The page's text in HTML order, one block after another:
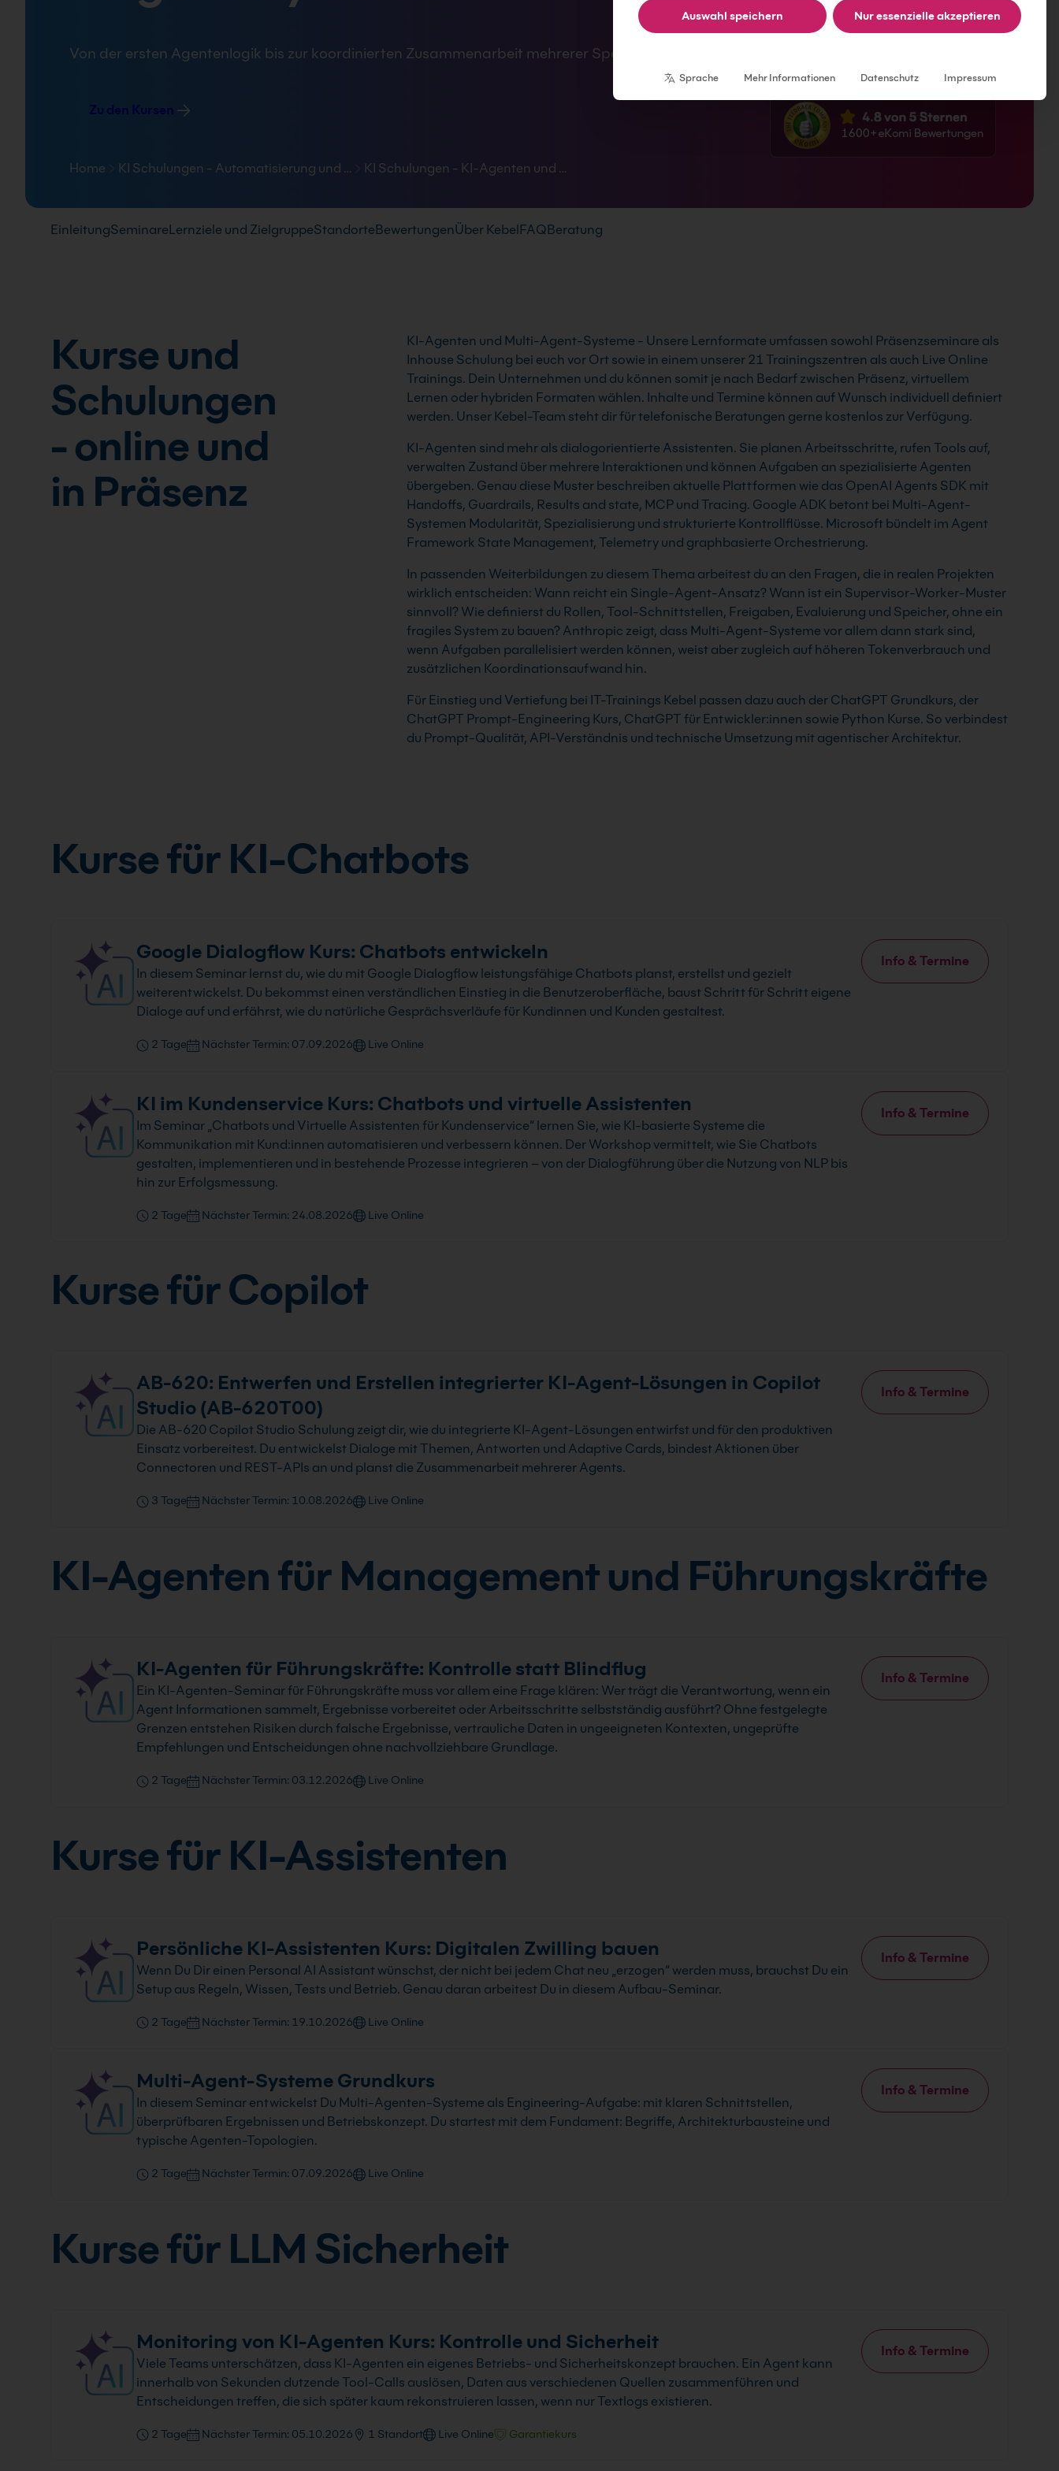
Von der ersten Agentenlogik bis zur koordinierten Zusammenarbeit mehrerer Spezialisten.
Zu den Kursen
Pfad-Navigation
Home KI Schulungen - Automatisierung und … KI Schulungen - KI-Agenten und …
EinleitungSeminareLernziele und ZielgruppeStandorteBewertungenÜber KebelFAQBeratung
Kurse und
Schulungen
- online und
in Präsenz
KI-Agenten und Multi-Agent-Systeme - Unsere Lernformate umfassen sowohl Präsenzseminare als
Inhouse Schulung bei euch vor Ort sowie in einem unserer 21 Trainingszentren als auch Live Online
Trainings. Dein Unternehmen und du können somit je nach Bedarf zwischen Präsenz, virtuellem
Lernen oder hybriden Formaten wählen. Inhalte und Termine können auf Wunsch individuell definiert
werden. Unser Kebel-Team steht dir für telefonische Beratungen gerne kostenlos zur Verfügung.
KI-Agenten sind mehr als dialogorientierte Assistenten. Sie planen Arbeitsschritte, rufen Tools auf,
verwalten Zustand über mehrere Interaktionen und können Aufgaben an spezialisierte Agenten
übergeben. Genau diese Muster beschreiben aktuelle Plattformen wie das OpenAI Agents SDK mit
Handoffs, Guardrails, Results and state, MCP und Tracing. Google ADK betont bei Multi-Agent-
Systemen Modularität, Spezialisierung und strukturierte Kontrollflüsse. Microsoft bündelt im Agent
Framework State Management, Telemetry und graphbasierte Orchestrierung.
In passenden Weiterbildungen zu diesem Thema arbeitest du an den Fragen, die in realen Projekten
wirklich entscheiden: Wann reicht ein Single-Agent-Ansatz? Wann ist ein Supervisor-Worker-Muster
sinnvoll? Wie definierst du Rollen, Tool-Schnittstellen, Freigaben, Evaluierung und Speicher, ohne ein
fragiles System zu bauen? Anthropic zeigt, dass Multi-Agent-Systeme vor allem dann stark sind,
wenn Aufgaben parallelisiert werden können, weist aber zugleich auf höheren Tokenverbrauch und
zusätzlichen Koordinationsaufwand hin.
Für Einstieg und Vertiefung bei IT-Trainings Kebel passen dazu auch der ChatGPT Grundkurs, der
ChatGPT Prompt-Engineering Kurs, ChatGPT für Entwickler:innen sowie Python Kurse. So verbindest
du Prompt-Qualität, API-Verständnis und technische Umsetzung mit agentischer Architektur.
Kurse für KI-Chatbots
Google Dialogflow Kurs: Chatbots entwickeln
In diesem Seminar lernst du, wie du mit Google Dialogflow leistungsfähige Chatbots planst, erstellst und gezielt
weiterentwickelst. Du bekommst einen verständlichen Einstieg in die Benutzeroberfläche, baust Schritt für Schritt eigene
Dialoge auf und erfährst, wie du natürliche Gesprächsverläufe für Kundinnen und Kunden gestaltest.
2 Tage Nächster Termin: 07.09.2026 Live Online
Info & Termine
KI im Kundenservice Kurs: Chatbots und virtuelle Assistenten
Im Seminar „Chatbots und Virtuelle Assistenten für Kundenservice“ lernen Sie, wie KI-basierte Systeme die
Kommunikation mit Kund:innen automatisieren und verbessern können. Der Workshop vermittelt, wie Sie Chatbots
gestalten, implementieren und in bestehende Prozesse integrieren – von der Dialogführung über die Nutzung von NLP bis
hin zur Erfolgsmessung.
2 Tage Nächster Termin: 24.08.2026 Live Online
Info & Termine
Kurse für Copilot
AB-620: Entwerfen und Erstellen integrierter KI-Agent-Lösungen in Copilot
Studio (AB-620T00)
Die AB-620 Copilot Studio Schulung zeigt dir, wie du integrierte KI-Agent-Lösungen entwirfst und für den produktiven
Einsatz vorbereitest. Du entwickelst Dialoge mit Themen, Antworten und Adaptive Cards, bindest Aktionen über
Connectoren und REST-APIs an und planst die Zusammenarbeit mehrerer Agents.
3 Tage Nächster Termin: 10.08.2026 Live Online
Info & Termine
KI-Agenten für Management und Führungskräfte
KI-Agenten für Führungskräfte: Kontrolle statt Blindflug
Ein KI-Agenten-Seminar für Führungskräfte muss vor allem eine Frage klären: Wer trägt die Verantwortung, wenn ein
Agent Informationen sammelt, Ergebnisse vorbereitet oder Arbeitsschritte selbstständig ausführt? Ohne festgelegte
Grenzen entstehen Risiken durch falsche Ergebnisse, vertrauliche Daten in ungeeigneten Kontexten, ungeprüfte
Empfehlungen und Entscheidungen ohne nachvollziehbare Grundlage.
2 Tage Nächster Termin: 03.12.2026 Live Online
Info & Termine
Kurse für KI-Assistenten
Persönliche KI-Assistenten Kurs: Digitalen Zwilling bauen
Wenn Du Dir einen Personal AI Assistant wünschst, der nicht bei jedem Chat neu „erzogen“ werden muss, brauchst Du ein
Setup aus Regeln, Wissen, Tests und Betrieb. Genau daran arbeitest Du in diesem Aufbau-Seminar.
2 Tage Nächster Termin: 19.10.2026 Live Online
Info & Termine
Multi-Agent-Systeme Grundkurs
In diesem Seminar entwickelst Du Multi-Agenten-Systeme als Engineering-Aufgabe: mit klaren Schnittstellen,
überprüfbaren Ergebnissen und Betriebskonzept. Du startest mit dem Fundament: Begriffe, Architekturbausteine und
typische Agenten-Topologien.
2 Tage Nächster Termin: 07.09.2026 Live Online
Info & Termine
Kurse für LLM Sicherheit
Monitoring von KI-Agenten Kurs: Kontrolle und Sicherheit
Viele Teams unterschätzen, dass KI-Agenten ein eigenes Betriebs- und Sicherheitskonzept brauchen. Ein Agent kann
innerhalb von Sekunden dutzende Tool-Calls auslösen, Daten aus verschiedenen Quellen zusammenführen und
Entscheidungen treffen, die sich später kaum rekonstruieren lassen, wenn nur Textlogs existieren.
2 Tage Nächster Termin: 05.10.2026 1 Standort Live Online Garantiekurs
Info & Termine
Auswahl speichern Nur essenzielle akzeptieren
Sprache Mehr Informationen Datenschutz Impressum